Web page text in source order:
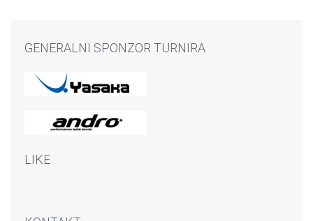
GENERALNI SPONZOR TURNIRA
LIKE